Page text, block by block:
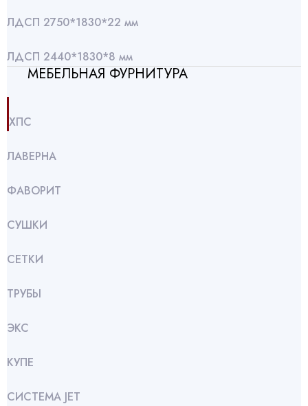
ЛДСП 2750*1830*22 мм
ЛДСП 2440*1830*8 мм
МЕБЕЛЬНАЯ ФУРНИТУРА
ХПС
ЛАВЕРНА
ФАВОРИТ
СУШКИ
СЕТКИ
ТРУБЫ
ЭКС
КУПЕ
СИСТЕМА JET